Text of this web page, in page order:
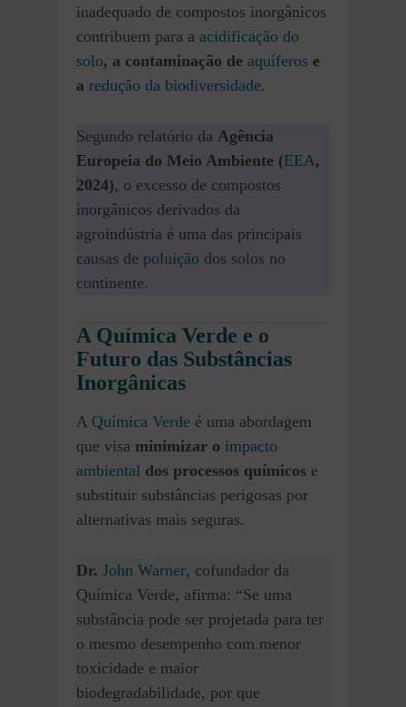
inadequado de compostos inorgânicos
contribuem para a acidificação do
solo, a contaminação de aquíferos e
a redução da biodiversidade.
Segundo relatório da Agência
Europeia do Meio Ambiente (EEA,
2024), o excesso de compostos
inorgânicos derivados da
agroindústria é uma das principais
causas de poluição dos solos no
continente.
A Química Verde e o
Futuro das Substâncias
Inorgânicas
A Química Verde é uma abordagem
que visa minimizar o impacto
ambiental dos processos químicos e
substituir substâncias perigosas por
alternativas mais seguras.
Dr. John Warner, cofundador da
Química Verde, afirma: “Se uma
substância pode ser projetada para ter
o mesmo desempenho com menor
toxicidade e maior
biodegradabilidade, por que